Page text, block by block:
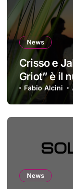
News
Crisso e
Griot” è il
Fabio Alcini
News